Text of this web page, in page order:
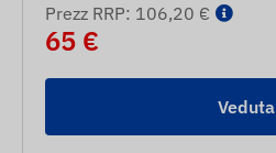
Prezz RRP: 106,20 €
65 €
Veduta